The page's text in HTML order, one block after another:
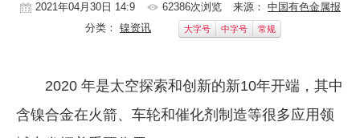
铝
科技
2021年04月30日 14:9 62386次浏览 来源： 中国有色金属报
分类： 镍资讯 大字号 中字号 常规
2020 年是太空探索和创新的新10年开端，其中
含镍合金在火箭、车轮和催化剂制造等很多应用领